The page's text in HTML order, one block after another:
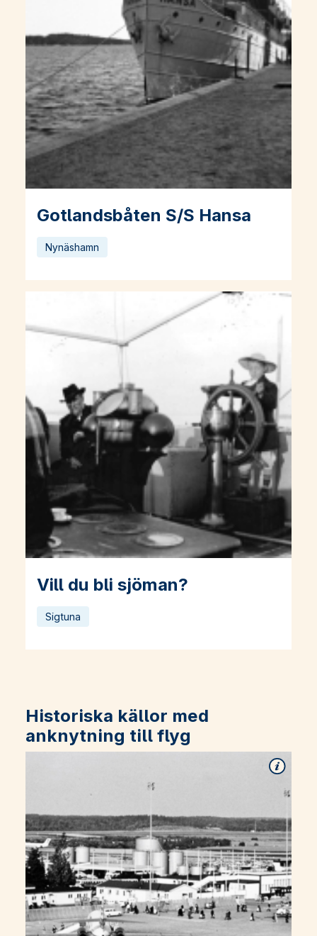
Gotlandsbåten S/S Hansa
Läs mer om Gotlandsbåten S/S Hansa
Nynäshamn
Vill du bli sjöman?
Läs mer om Vill du bli sjöman?
Sigtuna
Historiska källor med
anknytning till flyg